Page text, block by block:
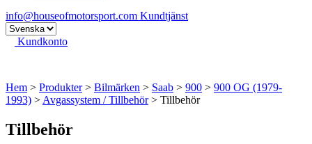
info@houseofmotorsport.com Kundtjänst
Kundkonto
Hem > Produkter> Bilmärken > Saab > 900 > 900 OG (1979-
1993) > Avgassystem / Tillbehör> Tillbehör
Tillbehör